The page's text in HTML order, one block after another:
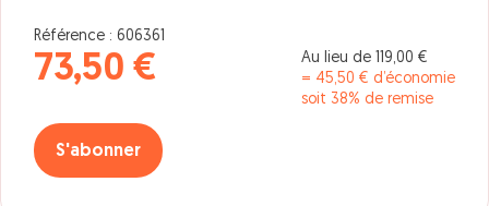
Référence : 606361
73,50 €
Au lieu de 119,00 €
= 45,50 € d’économie
soit 38% de remise
S'abonner